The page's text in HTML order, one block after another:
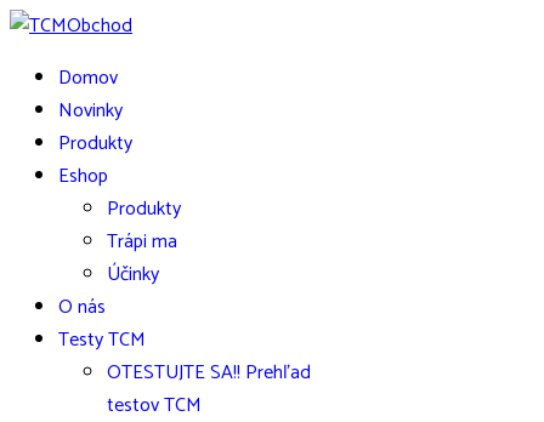
Domov
Novinky
Produkty
Eshop
Produkty
Trápi ma
Účinky
O nás
Testy TCM
OTESTUJTE SA!! Prehľad
testov TCM